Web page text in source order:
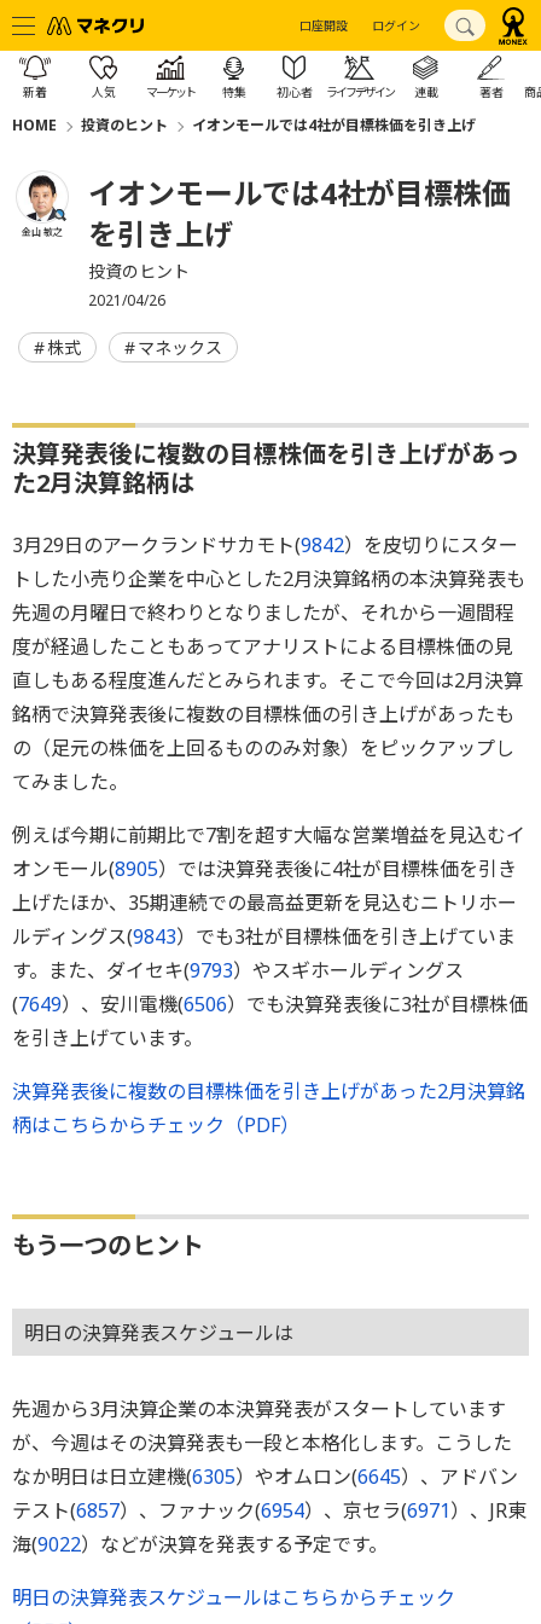
口座開設 ログイン
新着 人気 マーケット 特集 初心者 ライフデザイン 連載 著者 商
HOME 投資のヒント イオンモールでは4社が目標株価を引き上げ
金山 敏之
イオンモールでは4社が目標株価
を引き上げ
投資のヒント
2021/04/26
株式 マネックス
決算発表後に複数の目標株価を引き上げがあっ
た2月決算銘柄は
3月29日のアークランドサカモト(9842）を皮切りにスター
トした小売り企業を中心とした2月決算銘柄の本決算発表も
先週の月曜日で終わりとなりましたが、それから一週間程
度が経過したこともあってアナリストによる目標株価の見
直しもある程度進んだとみられます。そこで今回は2月決算
銘柄で決算発表後に複数の目標株価の引き上げがあったも
の（足元の株価を上回るもののみ対象）をピックアップし
てみました。
例えば今期に前期比で7割を超す大幅な営業増益を見込むイ
オンモール(8905）では決算発表後に4社が目標株価を引き
上げたほか、35期連続での最高益更新を見込むニトリホー
ルディングス(9843）でも3社が目標株価を引き上げていま
す。また、ダイセキ(9793）やスギホールディングス
(7649）、安川電機(6506）でも決算発表後に3社が目標株価
を引き上げています。
決算発表後に複数の目標株価を引き上げがあった2月決算銘
柄はこちらからチェック（PDF）
もう一つのヒント
明日の決算発表スケジュールは
先週から3月決算企業の本決算発表がスタートしています
が、今週はその決算発表も一段と本格化します。こうした
なか明日は日立建機(6305）やオムロン(6645）、アドバン
テスト(6857）、ファナック(6954）、京セラ(6971）、JR東
海(9022）などが決算を発表する予定です。
明日の決算発表スケジュールはこちらからチェック